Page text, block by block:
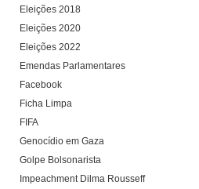
Eleições 2018
Eleições 2020
Eleições 2022
Emendas Parlamentares
Facebook
Ficha Limpa
FIFA
Genocídio em Gaza
Golpe Bolsonarista
Impeachment Dilma Rousseff